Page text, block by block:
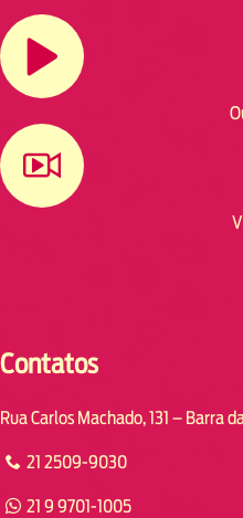
Contatos
Rua Carlos Machado, 131 – Barra
21 2509-9030
21 9 9701-1005